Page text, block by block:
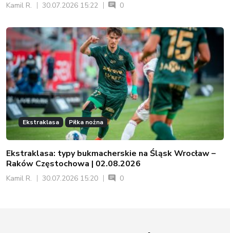
Kamil R. 30.07.2026 15:22 0
Ekstraklasa Piłka nożna
Ekstraklasa: typy bukmacherskie na Śląsk Wrocław –
Raków Częstochowa | 02.08.2026
Kamil R. 30.07.2026 15:20 0